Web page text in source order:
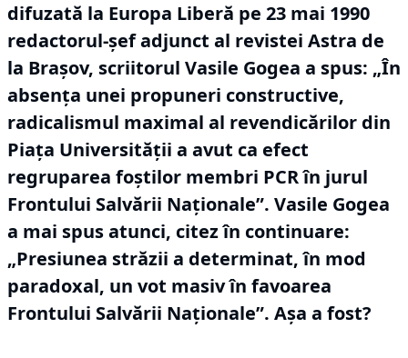
difuzată la Europa Liberă pe 23 mai 1990
redactorul-șef adjunct al revistei Astra de
la Brașov, scriitorul Vasile Gogea a spus: „În
absența unei propuneri constructive,
radicalismul maximal al revendicărilor din
Piața Universității a avut ca efect
regruparea foștilor membri PCR în jurul
Frontului Salvării Naționale”. Vasile Gogea
a mai spus atunci, citez în continuare:
„Presiunea străzii a determinat, în mod
paradoxal, un vot masiv în favoarea
Frontului Salvării Naționale”. Așa a fost?